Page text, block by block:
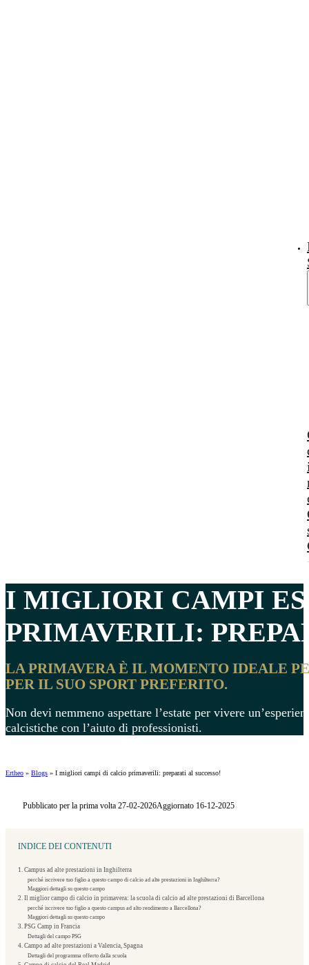
I MIGLIORI CAMPI
PRIMAVERILI:
LA PRIMAVERA È IL MOMENTO IDEALE
PER IL SUO SPORT PREFERITO.
Non devi nemmeno aspettare l’estate per vivere
calcistiche con l’aiuto di professionisti.
Ertheo » Blogs » I migliori campi di calcio primaverili: preparati al successo!
Pubblicato per la prima volta 27-02-2026Aggiornato 16-12-2025
INDICE DEI CONTENUTI
1. Campus ad alte prestazioni in Inghilterra
perché iscrivere tuo figlio a questo campo di calcio ad alte prestazioni in Inghilterra?
Maggiori dettagli su questo campo
2. Il miglior campo di calcio in primavera: la scuola di calcio ad alte prestazioni di Barcellona
perché iscrivere tuo figlio a questo campus ad alto rendimento a Barcellona?
Maggiori dettagli su questo campo
3. PSG Camp in Francia
Dettagli del campo PSG
4. Campo ad alte prestazioni a Valencia, Spagna
Dettagli del programma offerto dalla scuola